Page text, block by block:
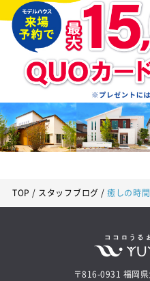
TOP スタッフブログ 癒しの時間
〒816-0931 福岡